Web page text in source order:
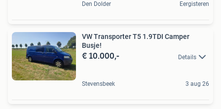
Den Dolder Eergisteren
VW Transporter T5 1.9TDI Camper
Busje!
€ 10.000,- Details
Stevensbeek 3 aug 26